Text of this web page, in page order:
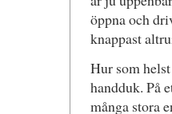
öppna och
knappast
Hur som
handduk. På
många stora